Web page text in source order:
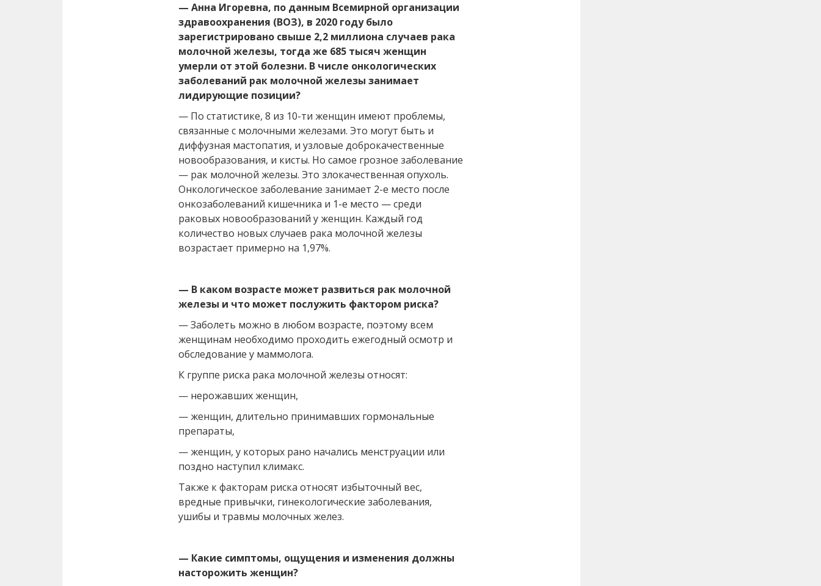
— Анна Игоревна, по данным Всемирной организации
здравоохранения (ВОЗ), в 2020 году было
зарегистрировано свыше 2,2 миллиона случаев рака
молочной железы, тогда же 685 тысяч женщин
умерли от этой болезни. В числе онкологических
заболеваний рак молочной железы занимает
лидирующие позиции?
— По статистике, 8 из 10-ти женщин имеют проблемы,
связанные с молочными железами. Это могут быть и
диффузная мастопатия, и узловые доброкачественные
новообразования, и кисты. Но самое грозное заболевание
— рак молочной железы. Это злокачественная опухоль.
Онкологическое заболевание занимает 2-е место после
онкозаболеваний кишечника и 1-е место — среди
раковых новообразований у женщин. Каждый год
количество новых случаев рака молочной железы
возрастает примерно на 1,97%.
— В каком возрасте может развиться рак молочной
железы и что может послужить фактором риска?
— Заболеть можно в любом возрасте, поэтому всем
женщинам необходимо проходить ежегодный осмотр и
обследование у маммолога.
К группе риска рака молочной железы относят:
— нерожавших женщин,
— женщин, длительно принимавших гормональные
препараты,
— женщин, у которых рано начались менструации или
поздно наступил климакс.
Также к факторам риска относят избыточный вес,
вредные привычки, гинекологические заболевания,
ушибы и травмы молочных желез.
— Какие симптомы, ощущения и изменения должны
насторожить женщин?